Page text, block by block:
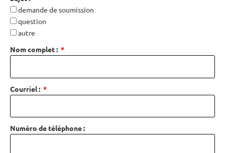
demande de soumission
question
autre
Nom complet :
Courriel :
Numéro de téléphone :